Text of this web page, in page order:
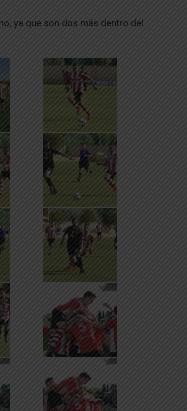
ya que son dos más dentro del